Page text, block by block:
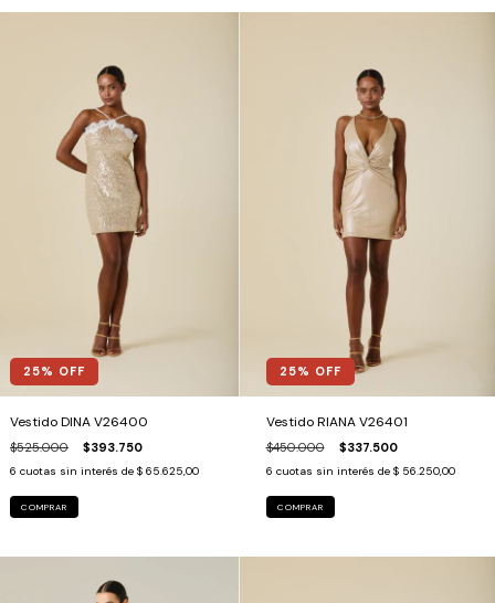
25% OFF
Vestido DINA V26400
$525.000 $393.750
6 cuotas sin interés de $ 65.625,00
COMPRAR
25% OFF
Vestido RIANA V26401
$450.000 $337.500
6 cuotas sin interés de $ 56.250,00
COMPRAR